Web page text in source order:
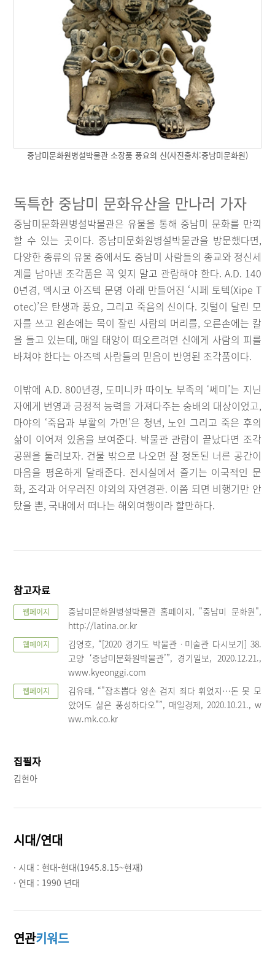
중남미문화원병설박물관 소장품 풍요의 신(사진출처:중남미문화원)
독특한 중남미 문화유산을 만나러 가자
중남미문화원병설박물관은 유물을 통해 중남미 문화를 만끽
할 수 있는 곳이다. 중남미문화원병설박물관을 방문했다면,
다양한 종류의 유물 중에서도 중남미 사람들의 종교와 정신세
계를 남아낸 조각품은 꼭 잊지 말고 관람해야 한다. A.D. 140
0년경, 멕시코 아즈텍 문명 아래 만들어진 ‘시페 토텍(Xipe T
otec)’은 탄생과 풍요, 그리고 죽음의 신이다. 깃털이 달린 모
자를 쓰고 왼손에는 목이 잘린 사람의 머리를, 오른손에는 칼
을 들고 있는데, 매일 태양이 떠오르려면 신에게 사람의 피를
바쳐야 한다는 아즈텍 사람들의 믿음이 반영된 조각품이다.
이밖에 A.D. 800년경, 도미니카 따이노 부족의 ‘쎄미’는 지닌
자에게 번영과 긍정적 능력을 가져다주는 숭배의 대상이었고,
마야의 ‘죽음과 부활의 가면’은 청년, 노인 그리고 죽은 후의
삶이 이어져 있음을 보여준다. 박물관 관람이 끝났다면 조각
공원을 둘러보자. 건물 밖으로 나오면 잘 정돈된 너른 공간이
마음을 평온하게 달래준다. 전시실에서 즐기는 이국적인 문
화, 조각과 어우러진 야외의 자연경관. 이쯤 되면 비행기만 안
탔을 뿐, 국내에서 떠나는 해외여행이라 할만하다.
참고자료
웹페이지
중남미문화원병설박물관 홈페이지, "중남미 문화원",
http://latina.or.kr
웹페이지
김영호, “[2020 경기도 박물관ㆍ미술관 다시보기] 38.
고양 ‘중남미문화원박물관’”, 경기일보, 2020.12.21.,
www.kyeonggi.com
웹페이지
김유태, “"잡초뽑다 양손 검지 죄다 휘었지…돈 못 모
았어도 삶은 풍성하다오"”, 매일경제, 2020.10.21., w
ww.mk.co.kr
집필자
김현아
시대/연대
· 시대 :현대-현대(1945.8.15~현재)
· 연대 : 1990 년대
연관키워드